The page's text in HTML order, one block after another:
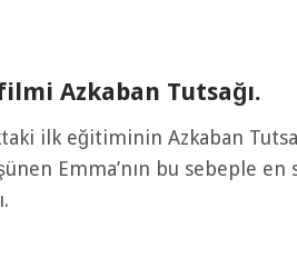
Azkaban Tutsağı.
ilk eğitiminin Azkaban
Emma’nın bu sebeple en